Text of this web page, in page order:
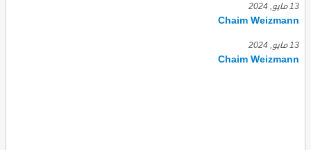
13 مايو, 2024
Chaim Weizmann
13 مايو, 2024
Chaim Weizmann